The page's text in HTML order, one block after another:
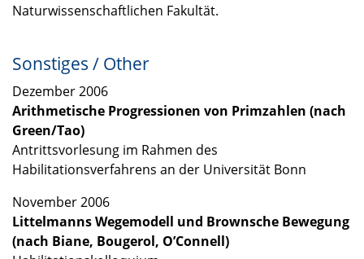
Naturwissenschaftlichen Fakultät.
Sonstiges / Other
Dezember 2006
Arithmetische Progressionen von Primzahlen (nach
Green/Tao)
Antrittsvorlesung im Rahmen des
Habilitationsverfahrens an der Universität Bonn
November 2006
Littelmanns Wegemodell und Brownsche Bewegung
(nach Biane, Bougerol, O’Connell)